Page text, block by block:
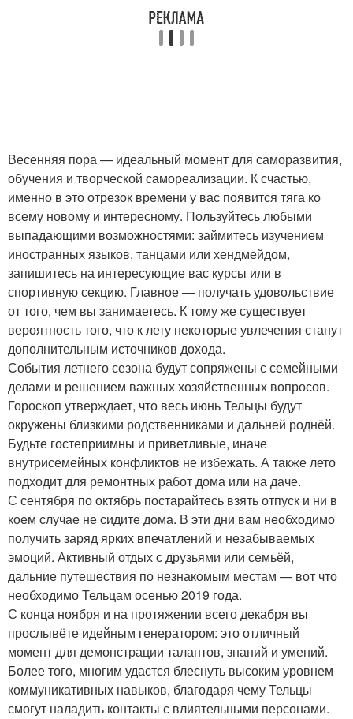
Весенняя пора — идеальный момент для саморазвития,
обучения и творческой самореализации. К счастью,
именно в это отрезок времени у вас появится тяга ко
всему новому и интересному. Пользуйтесь любыми
выпадающими возможностями: займитесь изучением
иностранных языков, танцами или хендмейдом,
запишитесь на интересующие вас курсы или в
спортивную секцию. Главное — получать удовольствие
от того, чем вы занимаетесь. К тому же существует
вероятность того, что к лету некоторые увлечения станут
дополнительным источников дохода.
События летнего сезона будут сопряжены с семейными
делами и решением важных хозяйственных вопросов.
Гороскоп утверждает, что весь июнь Тельцы будут
окружены близкими родственниками и дальней роднёй.
Будьте гостеприимны и приветливые, иначе
внутрисемейных конфликтов не избежать. А также лето
подходит для ремонтных работ дома или на даче.
С сентября по октябрь постарайтесь взять отпуск и ни в
коем случае не сидите дома. В эти дни вам необходимо
получить заряд ярких впечатлений и незабываемых
эмоций. Активный отдых с друзьями или семьёй,
дальние путешествия по незнакомым местам — вот что
необходимо Тельцам осенью 2019 года.
С конца ноября и на протяжении всего декабря вы
прослывёте идейным генератором: это отличный
момент для демонстрации талантов, знаний и умений.
Более того, многим удастся блеснуть высоким уровнем
коммуникативных навыков, благодаря чему Тельцы
смогут наладить контакты с влиятельными персонами.